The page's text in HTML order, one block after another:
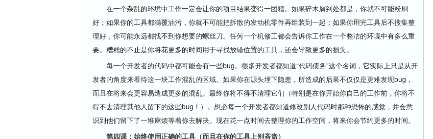
在一个杂乱的环境中工作一定会让你的项目结果变得一团糟。如果碎木屑到处都是，你就不可能粉刷
好；如果你的工具都满覆油污，你就不可能把拆散的发动机零件再组装到一起；如果你用完工具后不搜集整
理好，你可能永远都找不到你想要的螺丝刀。任何一个机修工都会告诉你工作在一个整洁的环境中有多么重
要。糟糕的不止是你将花更多的时间用于寻找放错位置的工具，还会导致更多的损失。
每一个开发者的代码中都可能会有一些bug。很多开发者都知道“代码债务”这个名词，它实际上只是从开
发者的角度来看待这一块工作混乱的区域。如果你在源头埋下隐患，所造成的后果不仅仅是更难发现bug，
而且在将来会更容易造成更多的混乱。最终你将不得不清理它们（特别是在你开始你自己的工作前，你将不
得不去清理其他人留下的这些bug！）。想必每一个开发者都知道修改别人代码时那种恐怖的感觉，并会意
识到他们留下了一堆麻烦等着你去解决。现在花一点时间去整理你的工作空间，将来你会节约更多的时间。
第四课：始终使用正确的工具（而且在你的工具上别吝啬）